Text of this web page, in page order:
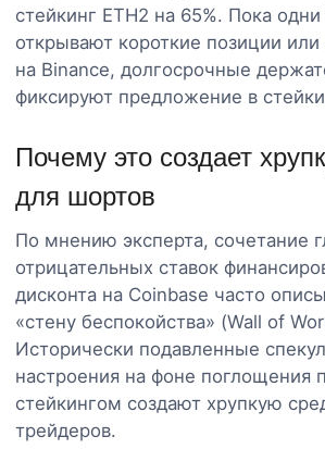
стейкинг ETH2 на 65%. Пока
открывают короткие позиции
на Binance, долгосрочные
фиксируют предложение в
Почему это создает
для шортов
По мнению эксперта, сочетание
отрицательных ставок
дисконта на Coinbase часто
«стену беспокойства» (Wall of
Исторически подавленные
настроения на фоне поглощения
стейкингом создают хрупкую
трейдеров.